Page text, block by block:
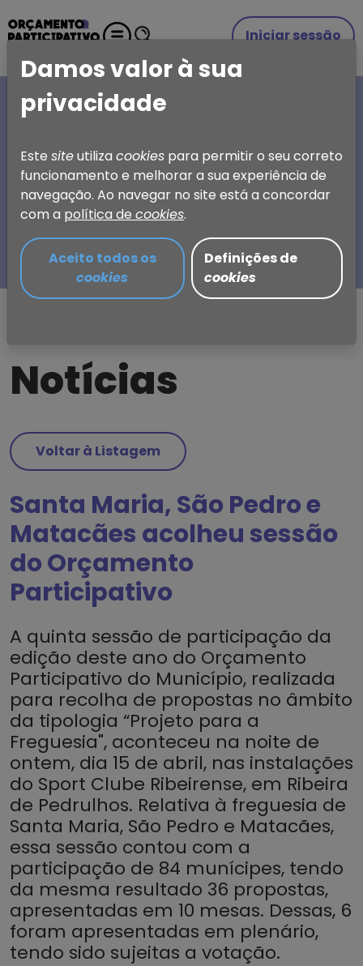
Iniciar sessão
ESCOLHA
Orçamento Participativo
de Torres Vedras
Notícias
Voltar à Listagem
Santa Maria, São Pedro e
Matacães acolheu sessão
do Orçamento
Participativo
A quinta sessão de participação da
edição deste ano do Orçamento
Participativo do Município, realizada
para recolha de propostas no âmbito
da tipologia “Projeto para a
Freguesia", aconteceu na noite de
ontem, dia 15 de abril, nas instalações
do Sport Clube Ribeirense, em Ribeira
de Pedrulhos. Relativa à freguesia de
Santa Maria, São Pedro e Matacães,
essa sessão contou com a
participação de 84 munícipes, tendo
da mesma resultado 36 propostas,
apresentadas em 10 mesas. Dessas, 6
foram apresentadas em plenário,
tendo sido sujeitas a votação.
Damos valor à sua
privacidade
Este siteutiliza cookies para permitir o seu correto
funcionamento e melhorar a sua experiência de
navegação. Ao navegar no site está a concordar
com a política de cookies.
Aceito todos os
cookies
Definições de
cookies